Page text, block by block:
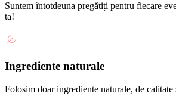
Suntem întotdeuna pregătiți pentru fiecare
ta!
Ingrediente naturale
Folosim doar ingrediente naturale, de calitate